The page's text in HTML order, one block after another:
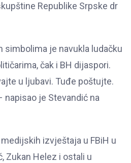
Republike Srpske dr
simbolima je navukla ludačku
čak i BH dijaspori.
u ljubavi. Tuđe poštujte.
napisao je Stevandić na
izvještaja u FBiH u
Zukan Helez i ostali u